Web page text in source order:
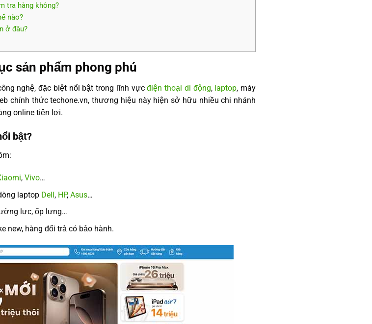
tra hàng không?
nào?
ở đâu?
sản phẩm phong phú
nghệ, đặc biệt nổi bật trong lĩnh vựcđiện thoại di động, laptop, máy
chính thức techone.vn, thương hiệu này hiện sở hữu nhiều chi nhánh
online tiện lợi.
bật?
, Vivo…
laptop Dell, HP, Asus…
lực, ốp lưng…
new, hàng đổi trả có bảo hành.